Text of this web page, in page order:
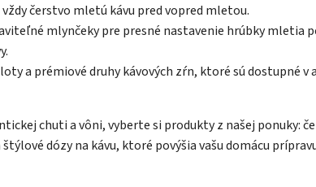
čerstvo mletú kávu pred vopred mletou.
mlynčeky pre presné nastavenie hrúbky mletia
a prémiové druhy kávových zŕn, ktoré sú dostupné v
chuti a vôni, vyberte si produkty z našej ponuky:
dózy na kávu, ktoré povýšia vašu domácu